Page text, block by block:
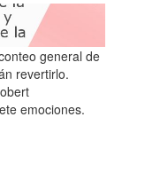
general de
revertirlo.
emociones.